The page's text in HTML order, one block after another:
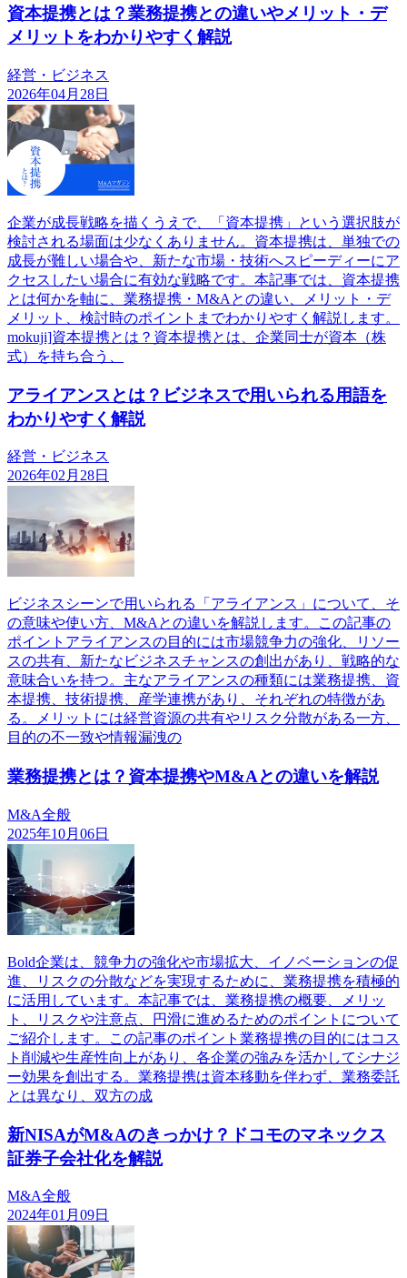
資本提携とは？業務提携との違いやメリット・デ
メリットをわかりやすく解説
経営・ビジネス
2026年04月28日
企業が成長戦略を描くうえで、「資本提携」という選択肢が
検討される場面は少なくありません。資本提携は、単独での
成長が難しい場合や、新たな市場・技術へスピーディーにア
クセスしたい場合に有効な戦略です。本記事では、資本提携
とは何かを軸に、業務提携・M&Aとの違い、メリット・デ
メリット、検討時のポイントまでわかりやすく解説します。
mokuji]資本提携とは？資本提携とは、企業同士が資本（株
式）を持ち合う、
アライアンスとは？ビジネスで用いられる用語を
わかりやすく解説
経営・ビジネス
2026年02月28日
ビジネスシーンで用いられる「アライアンス」について、そ
の意味や使い方、M&Aとの違いを解説します。この記事の
ポイントアライアンスの目的には市場競争力の強化、リソー
スの共有、新たなビジネスチャンスの創出があり、戦略的な
意味合いを持つ。主なアライアンスの種類には業務提携、資
本提携、技術提携、産学連携があり、それぞれの特徴があ
る。メリットには経営資源の共有やリスク分散がある一方、
目的の不一致や情報漏洩の
業務提携とは？資本提携やM&Aとの違いを解説
M&A全般
2025年10月06日
Bold企業は、競争力の強化や市場拡大、イノベーションの促
進、リスクの分散などを実現するために、業務提携を積極的
に活用しています。本記事では、業務提携の概要、メリッ
ト、リスクや注意点、円滑に進めるためのポイントについて
ご紹介します。この記事のポイント業務提携の目的にはコス
ト削減や生産性向上があり、各企業の強みを活かしてシナジ
ー効果を創出する。業務提携は資本移動を伴わず、業務委託
とは異なり、双方の成
新NISAがM&Aのきっかけ？ドコモのマネックス
証券子会社化を解説
M&A全般
2024年01月09日